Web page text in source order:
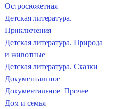
Остросюжетная
Детская литература.
Приключения
Детская литература. Природа
и животные
Детская литература. Сказки
Документальное
Документальное. Прочее
Дом и семья